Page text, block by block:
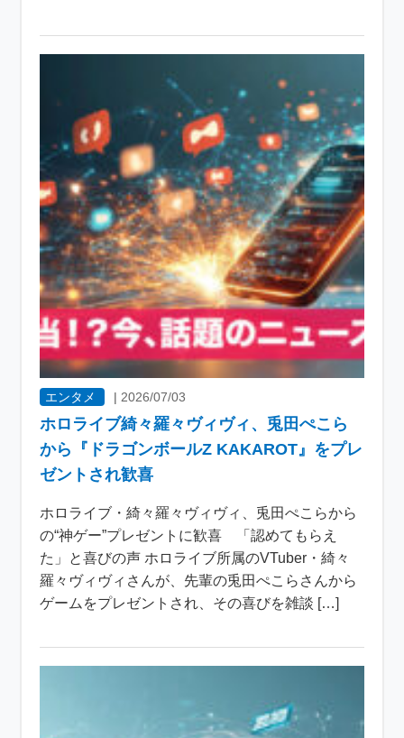
エンタメ | 2026/07/03
ホロライブ綺々羅々ヴィヴィ、兎田ぺこら
から『ドラゴンボールZ KAKAROT』をプレ
ゼントされ歓喜
ホロライブ・綺々羅々ヴィヴィ、兎田ぺこらから
の“神ゲー”プレゼントに歓喜 「認めてもらえ
た」と喜びの声 ホロライブ所属のVTuber・綺々
羅々ヴィヴィさんが、先輩の兎田ぺこらさんから
ゲームをプレゼントされ、その喜びを雑談 […]